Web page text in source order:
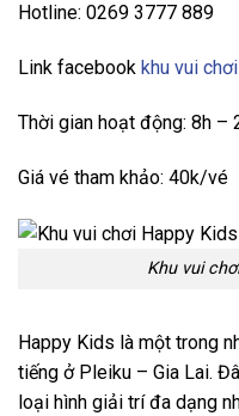
Hotline: 0269 3777 889
Link facebook khu vui
Thời gian hoạt động: 8h –
Giá vé tham khảo: 40k/vé
Khu vui
Happy Kids là một trong
tiếng ở Pleiku – Gia Lai.
loại hình giải trí đa dạng